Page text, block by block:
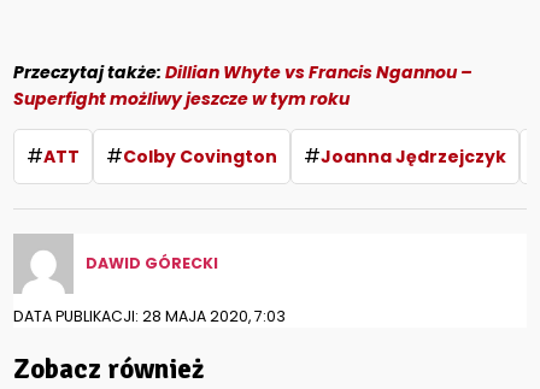
Przeczytaj także:Dillian Whyte vs Francis Ngannou –
Superfight możliwy jeszcze w tym roku
#ATT #Colby Covington #Joanna Jędrzejczyk
DAWID GÓRECKI
DATA PUBLIKACJI: 28 MAJA 2020, 7:03
Zobacz również